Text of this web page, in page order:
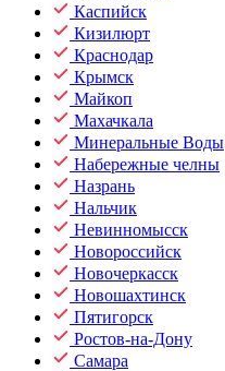
Каспийск
Кизилюрт
Краснодар
Крымск
Майкоп
Махачкала
Минеральные Воды
Набережные челны
Назрань
Нальчик
Невинномысск
Новороссийск
Новочеркасск
Новошахтинск
Пятигорск
Ростов-на-Дону
Самара